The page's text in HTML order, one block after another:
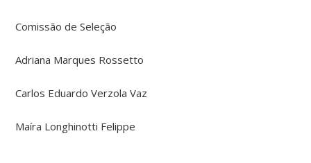
Comissão de Seleção
Adriana Marques Rossetto
Carlos Eduardo Verzola Vaz
Maíra Longhinotti Felippe